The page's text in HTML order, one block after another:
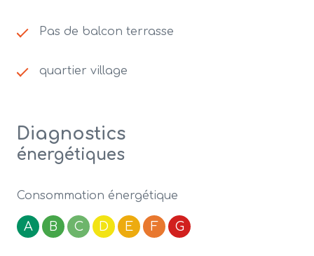
Pas de balcon terrasse
quartier village
Diagnostics
énergétiques
Consommation énergétique
A B C D E F G